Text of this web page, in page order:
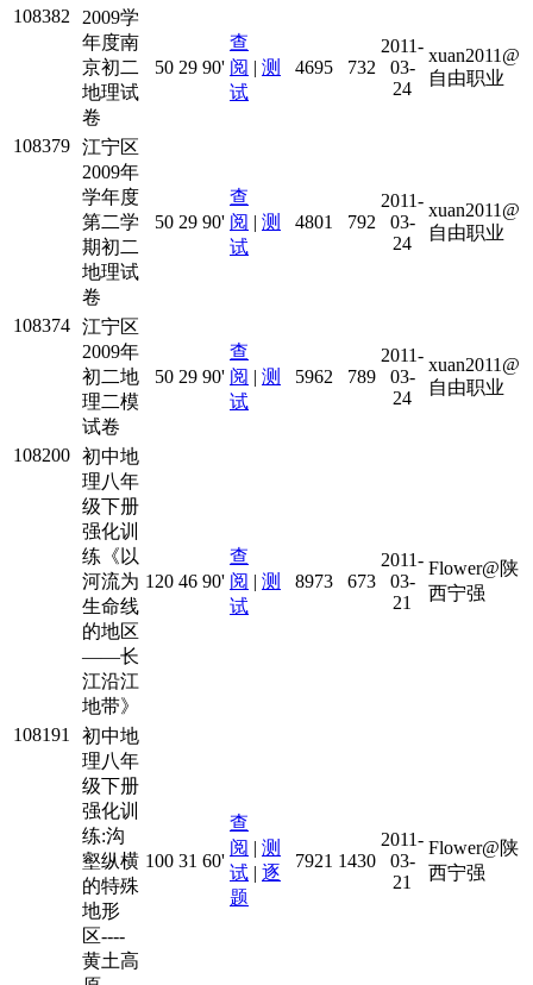
108382
2009学
年度南
京初二
地理试
卷
50 29 90'
查
阅 | 测
试
4695 732
2011-
03-
24
xuan2011@
自由职业
108379 江宁区
2009年
学年度
第二学
期初二
地理试
卷
50 29 90'
查
阅 | 测
试
4801 792
2011-
03-
24
xuan2011@
自由职业
108374 江宁区
2009年
初二地
理二模
试卷
50 29 90'
查
阅 | 测
试
5962 789
2011-
03-
24
xuan2011@
自由职业
108200 初中地
理八年
级下册
强化训
练《以
河流为
生命线
的地区
——长
江沿江
地带》
120 46 90'
查
阅 | 测
试
8973 673
2011-
03-
21
Flower@陕
西宁强
108191
初中地
理八年
级下册
强化训
练:沟
壑纵横
的特殊
地形
区----
黄土高
100 31 60'
查
阅 | 测
试 | 逐
题
7921 1430
2011-
03-
21
Flower@陕
西宁强